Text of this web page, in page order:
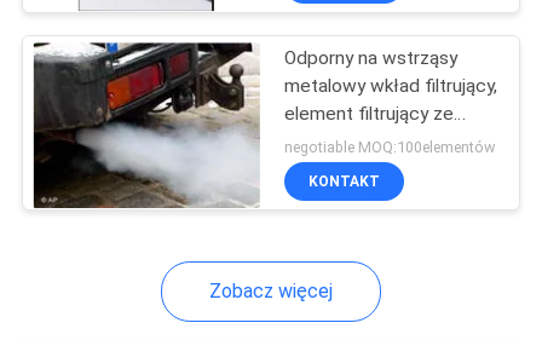
Filc z włókna
tytanowego
Przędza z włókien
Odporny na wstrząsy
metalowy wkład filtrujący,
element filtrujący ze
spiekanego brązu
D120mm
negotiable MOQ:100elementów
KONTAKT
Zobacz więcej